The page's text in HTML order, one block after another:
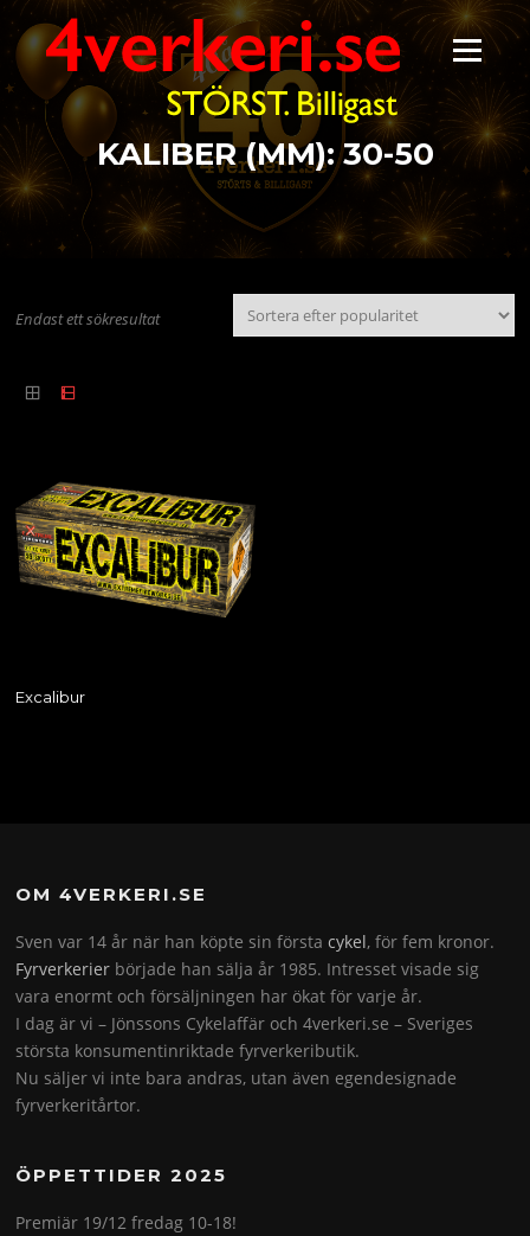
Hoppa
innehåll
Meny
KALIBER (MM):30-50
Endast ett sökresultat
Excalibur
OM 4VERKERI.SE
Sven var 14 år när han köpte sin förstacykel, för fem kronor.
Fyrverkerier började han sälja år 1985. Intresset visade sig
vara enormt och försäljningen har ökat för varje år.
I dag är vi – Jönssons Cykelaffär och 4verkeri.se – Sveriges
största konsumentinriktade fyrverkeributik.
Nu säljer vi inte bara andras, utan även egendesignade
fyrverkeritårtor.
ÖPPETTIDER 2025
Premiär 19/12 fredag 10-18!